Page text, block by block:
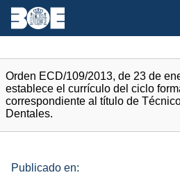
Orden ECD/109/2013, de 23 de
establece el currículo del ciclo
correspondiente al título de
Dentales.
Publicado en: